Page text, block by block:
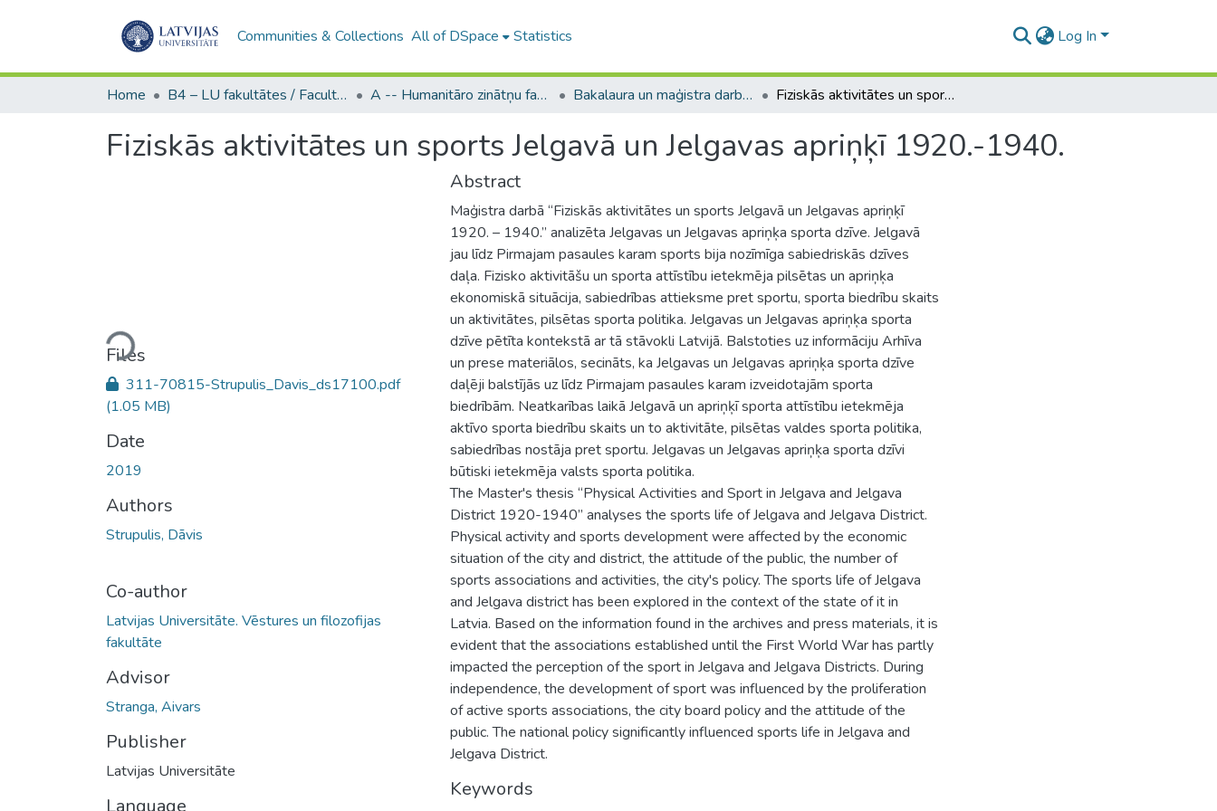
Communities & Collections All of DSpace Statistics Log In
Home B4 – LU fakultātes / Faculties of the UL A -- Humanitāro zinātņu fakultāte / Faculty of Humanities Bakalaura un maģistra darbi (HZF) / Bachelor's and Master's theses Fiziskās aktivitātes un sports Jelgavā un Jelgavas apriņķī 1920.-1940.
Fiziskās aktivitātes un sports Jelgavā un Jelgavas apriņķī 1920.-1940.
Loading...
Files
311-70815-Strupulis_Davis_ds17100.pdf
(1.05 MB)
Date
2019
Authors
Strupulis, Dāvis
Co-author
Latvijas Universitāte. Vēstures un filozofijas
fakultāte
Advisor
Stranga, Aivars
Publisher
Latvijas Universitāte
Language
Abstract
Maģistra darbā “Fiziskās aktivitātes un sports Jelgavā un Jelgavas apriņķī
1920. – 1940.” analizēta Jelgavas un Jelgavas apriņķa sporta dzīve. Jelgavā
jau līdz Pirmajam pasaules karam sports bija nozīmīga sabiedriskās dzīves
daļa. Fizisko aktivitāšu un sporta attīstību ietekmēja pilsētas un apriņķa
ekonomiskā situācija, sabiedrības attieksme pret sportu, sporta biedrību skaits
un aktivitātes, pilsētas sporta politika. Jelgavas un Jelgavas apriņķa sporta
dzīve pētīta kontekstā ar tā stāvokli Latvijā. Balstoties uz informāciju Arhīva
un prese materiālos, secināts, ka Jelgavas un Jelgavas apriņķa sporta dzīve
daļēji balstījās uz līdz Pirmajam pasaules karam izveidotajām sporta
biedrībām. Neatkarības laikā Jelgavā un apriņķī sporta attīstību ietekmēja
aktīvo sporta biedrību skaits un to aktivitāte, pilsētas valdes sporta politika,
sabiedrības nostāja pret sportu. Jelgavas un Jelgavas apriņķa sporta dzīvi
būtiski ietekmēja valsts sporta politika.
The Master's thesis “Physical Activities and Sport in Jelgava and Jelgava
District 1920-1940” analyses the sports life of Jelgava and Jelgava District.
Physical activity and sports development were affected by the economic
situation of the city and district, the attitude of the public, the number of
sports associations and activities, the city's policy. The sports life of Jelgava
and Jelgava district has been explored in the context of the state of it in
Latvia. Based on the information found in the archives and press materials, it is
evident that the associations established until the First World War has partly
impacted the perception of the sport in Jelgava and Jelgava Districts. During
independence, the development of sport was influenced by the proliferation
of active sports associations, the city board policy and the attitude of the
public. The national policy significantly influenced sports life in Jelgava and
Jelgava District.
Keywords